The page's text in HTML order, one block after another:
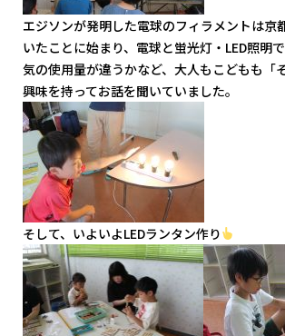
エジソンが発明した電球のフィラメントは京
いたことに始まり、電球と蛍光灯・LED照明
気の使用量が違うかなど、大人もこどもも「
興味を持ってお話を聞いていました。
そして、いよいよLEDランタン作り